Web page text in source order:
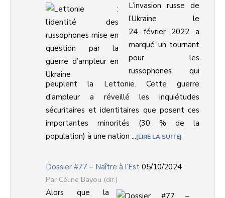
L’invasion russe de
l’Ukraine le
24 février 2022 a
marqué un tournant
pour les
russophones qui
peuplent la Lettonie. Cette guerre
d’ampleur a réveillé les inquiétudes
sécuritaires et identitaires que posent ces
importantes minorités (30 % de la
population) à une nation ... LIRE LA SUITE
Dossier #77 – Naître à l’Est 05/10/2024
Céline Bayou (dir.)
Alors que la